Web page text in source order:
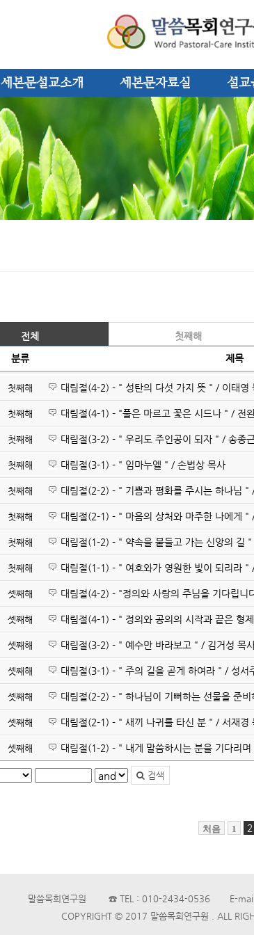
세본문설교소개 세본문자료실 설교
전체 첫째해
분류 제목
첫째해 대림절(4-2) - " 성탄의 다섯 가지 뜻 " / 이태영
첫째해 대림절(4-1) - "풀은 마르고 꽃은 시드나 " / 전
첫째해 대림절(3-2) - " 우리도 주인공이 되자 " / 송종
첫째해 대림절(3-1) - " 임마누엘 " / 손법상 목사
첫째해 대림절(2-2) - " 기쁨과 평화를 주시는 하나님 "
첫째해 대림절(2-1) - " 마음의 상처와 마주한 나에게
첫째해 대림절(1-2) - " 약속을 붙들고 가는 신앙의 길
첫째해 대림절(1-1) - " 여호와가 영원한 빛이 되리라 "
셋째해 대림절(4-2) - "정의와 사랑의 주님을 기다립니
셋째해 대림절(4-1) - " 정의와 공의의 시작과 끝은 형
셋째해 대림절(3-2) - " 예수만 바라보고 " / 김거성 목
셋째해 대림절(3-1) - " 주의 길을 곧게 하여라 " / 성서
셋째해 대림절(2-2) - " 하나님이 기뻐하는 선물을 준
셋째해 대림절(2-1) - " 새끼 나귀를 타신 분 " / 서재경
셋째해 대림절(1-2) - " 내게 말씀하시는 분을 기다리
검색
처음 1 2
말씀목회연구원 ☎ TEL : 010-2434-0536 E-mail
COPYRIGHT © 2017 말씀목회연구원 . ALL